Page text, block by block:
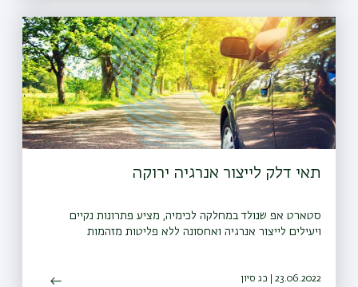
תאי דלק לייצור אנרגיה ירוקה
סטארט אפ שנולד במחלקה לכימיה, מציע פתרונות נקיים
ויעילים לייצור אנרגיה ואחסונה ללא פליטות מזהמות
23.06.2022 | כג סיון